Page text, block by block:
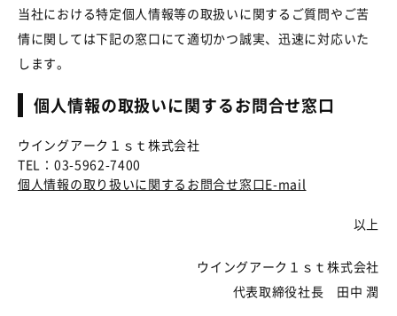
当社における特定個人情報等の取扱いに関するご質問やご苦
情に関しては下記の窓口にて適切かつ誠実、迅速に対応いた
します。
個人情報の取扱いに関するお問合せ窓口
ウイングアーク１ｓｔ株式会社
TEL：03-5962-7400
個人情報の取り扱いに関するお問合せ窓口E-mail
以上
ウイングアーク１ｓｔ株式会社
代表取締役社長 田中 潤